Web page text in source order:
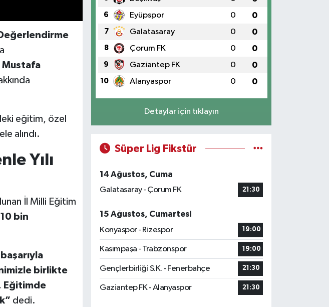
Mustafa
eğitim, özel
alındı.
Yılı
İl Milli Eğitim
bin
birlikte
Eğitimde
dedi.
6 Eyüpspor 0 0
7 Galatasaray 0 0
8 Çorum FK 0 0
9 Gaziantep FK 0 0
10 Alanyaspor 0 0
Detaylar için tıklayın
Süper Lig Fikstür
14 Ağustos, Cuma
Galatasaray - Çorum FK
21:30
15 Ağustos, Cumartesi
Konyaspor - Rizespor
19:00
Kasımpaşa - Trabzonspor 19:00
Gençlerbirliği S.K. - Fenerbahçe 21:30
Gaziantep FK - Alanyaspor 21:30